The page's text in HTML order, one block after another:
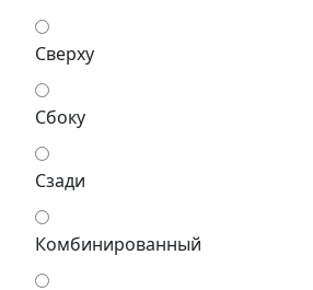
Сверху
Сбоку
Сзади
Комбинированный